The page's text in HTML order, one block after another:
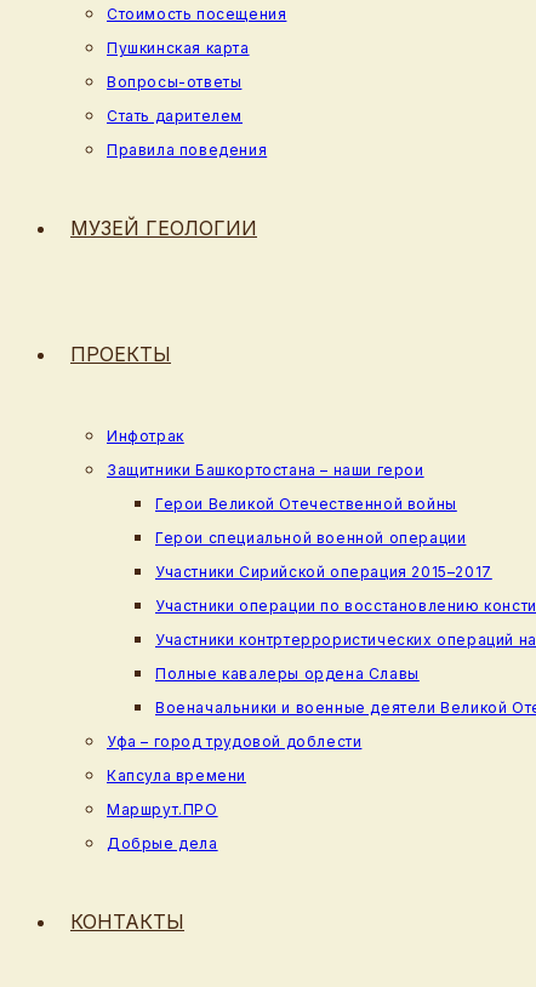
Стоимость посещения
Пушкинская карта
Вопросы-ответы
Стать дарителем
Правила поведения
МУЗЕЙ ГЕОЛОГИИ
ПРОЕКТЫ
Инфотрак
Защитники Башкортостана – наши герои
Герои Великой Отечественной войны
Герои специальной военной операции
Участники Сирийской операция 2015–2017
Участники операции по восстановлению
Участники контртеррористических операций
Полные кавалеры ордена Славы
Военачальники и военные деятели Великой
Уфа – город трудовой доблести
Капсула времени
Маршрут.ПРО
Добрые дела
КОНТАКТЫ